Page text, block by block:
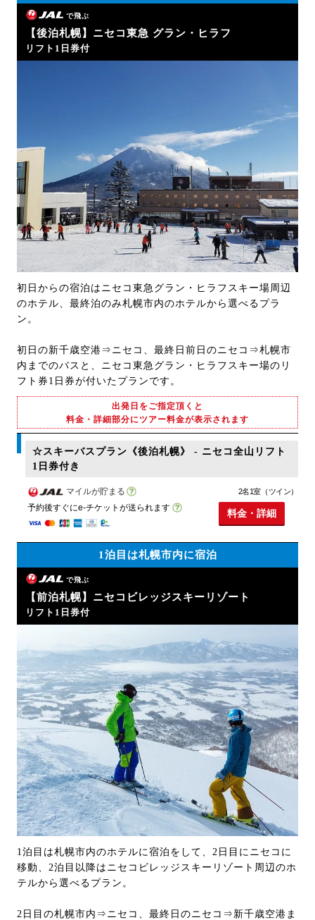
で飛ぶ
【後泊札幌】ニセコ東急 グラン・ヒラフ
リフト1日券付
初日からの宿泊はニセコ東急グラン・ヒラフスキー場周辺
のホテル、最終泊のみ札幌市内のホテルから選べるプラ
ン。
初日の新千歳空港⇒ニセコ、最終日前日のニセコ⇒札幌市
内までのバスと、ニセコ東急グラン・ヒラフスキー場のリ
フト券1日券が付いたプランです。
出発日をご指定頂くと
料金・詳細部分にツアー料金が表示されます
☆スキーバスプラン《後泊札幌》 - ニセコ全山リフト
1日券付き
マイルが貯まる
予約後すぐにe-チケットが送られます
2名1室（ツイン）
料金・詳細
1泊目は札幌市内に宿泊
で飛ぶ
【前泊札幌】ニセコビレッジスキーリゾート
リフト1日券付
1泊目は札幌市内のホテルに宿泊をして、2日目にニセコに
移動、2泊目以降はニセコビレッジスキーリゾート周辺のホ
テルから選べるプラン。
2日目の札幌市内⇒ニセコ、最終日のニセコ⇒新千歳空港ま